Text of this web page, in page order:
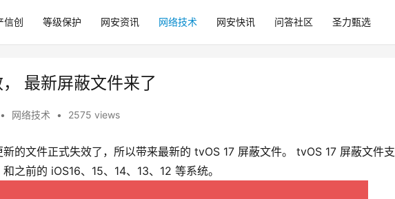
信创 等级保护 网安资讯 网络技术 网安快讯 问答社区 圣力甄选
最新屏蔽文件来了
• 网络技术 • 2575 views
的文件正式失效了，所以带来最新的 tvOS 17 屏蔽文件。 tvOS 17 屏蔽文件支
之前的 iOS16、15、14、13、12 等系统。